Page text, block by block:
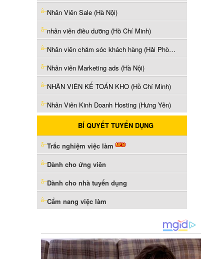
Nhân Viên Sale (Hà Nội)
nhân viên điều dưỡng (Hồ Chí Minh)
Nhân viên chăm sóc khách hàng (Hải Phòng)
Nhân viên Marketing ads (Hà Nội)
NHÂN VIÊN KẾ TOÁN KHO (Hồ Chí Minh)
Nhân Viên Kinh Doanh Hosting (Hưng Yên)
BÍ QUYẾT TUYỂN DỤNG
Trắc nghiệm việc làm
Dành cho ứng viên
Dành cho nhà tuyển dụng
Cẩm nang việc làm